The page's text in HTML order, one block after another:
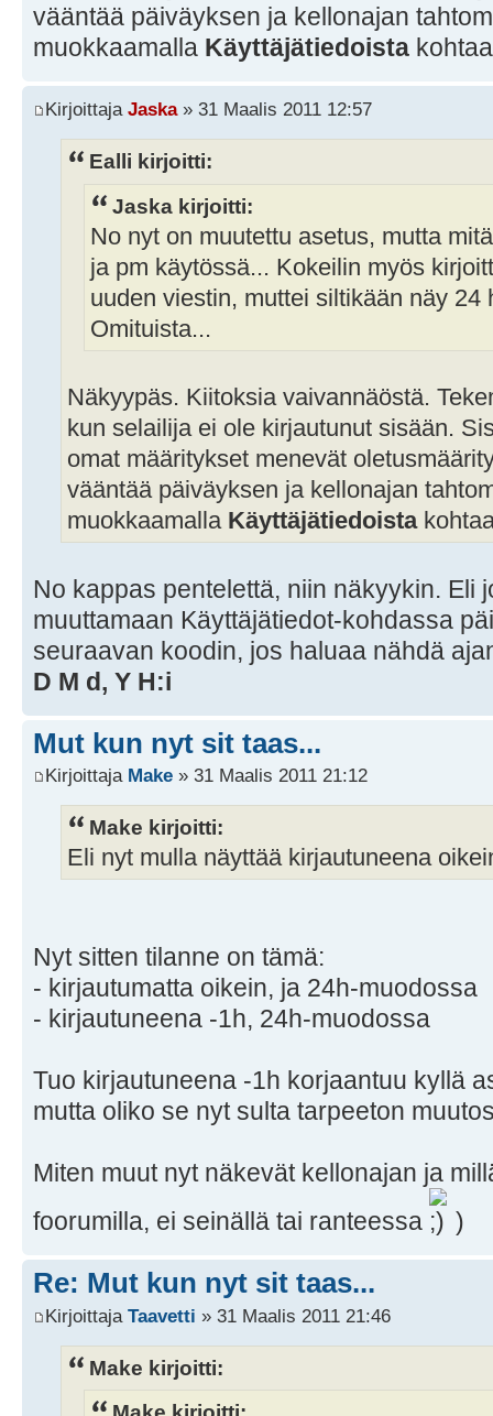
vääntää päiväyksen ja kellonajan
muokkaamalla Käyttäjätiedoista
Kirjoittaja Jaska» 31 Maalis 2011 12:57
Ealli kirjoitti:
Jaska kirjoitti:
No nyt on muutettu asetus, mutta
ja pm käytössä... Kokeilin myös
uuden viestin, muttei siltikään näy 24
Omituista...
Näkyypäs. Kiitoksia vaivannäöstä.
kun selailija ei ole kirjautunut sisään.
omat määritykset menevät
vääntää päiväyksen ja kellonajan
muokkaamalla Käyttäjätiedoista
No kappas pentelettä, niin näkyykin. Eli
muuttamaan Käyttäjätiedot-kohdassa
seuraavan koodin, jos haluaa nähdä
D M d, Y H:i
Mut kun nyt sit taas...
Kirjoittaja Make » 31 Maalis 2011 21:12
Make kirjoitti:
Eli nyt mulla näyttää kirjautuneena
Nyt sitten tilanne on tämä:
- kirjautumatta oikein, ja 24h-muodossa
- kirjautuneena -1h, 24h-muodossa
Tuo kirjautuneena -1h korjaantuu kyllä
mutta oliko se nyt sulta tarpeeton
Miten muut nyt näkevät kellonajan ja
foorumilla, ei seinällä tai ranteessa
)
Re: Mut kun nyt sit taas...
Kirjoittaja Taavetti » 31 Maalis 2011 21:46
Make kirjoitti: